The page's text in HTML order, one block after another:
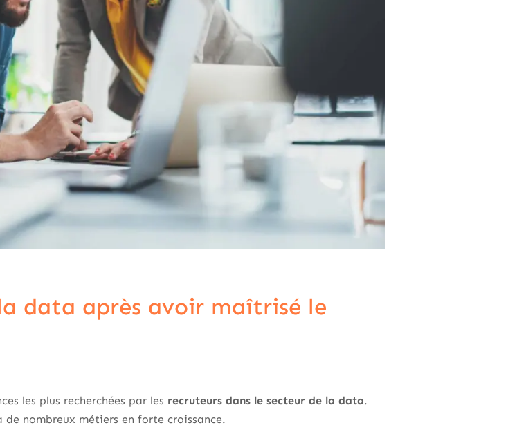
data après avoir maîtrisé le
les plus recherchées par les recruteurs dans le secteur de la data.
nombreux métiers en forte croissance.